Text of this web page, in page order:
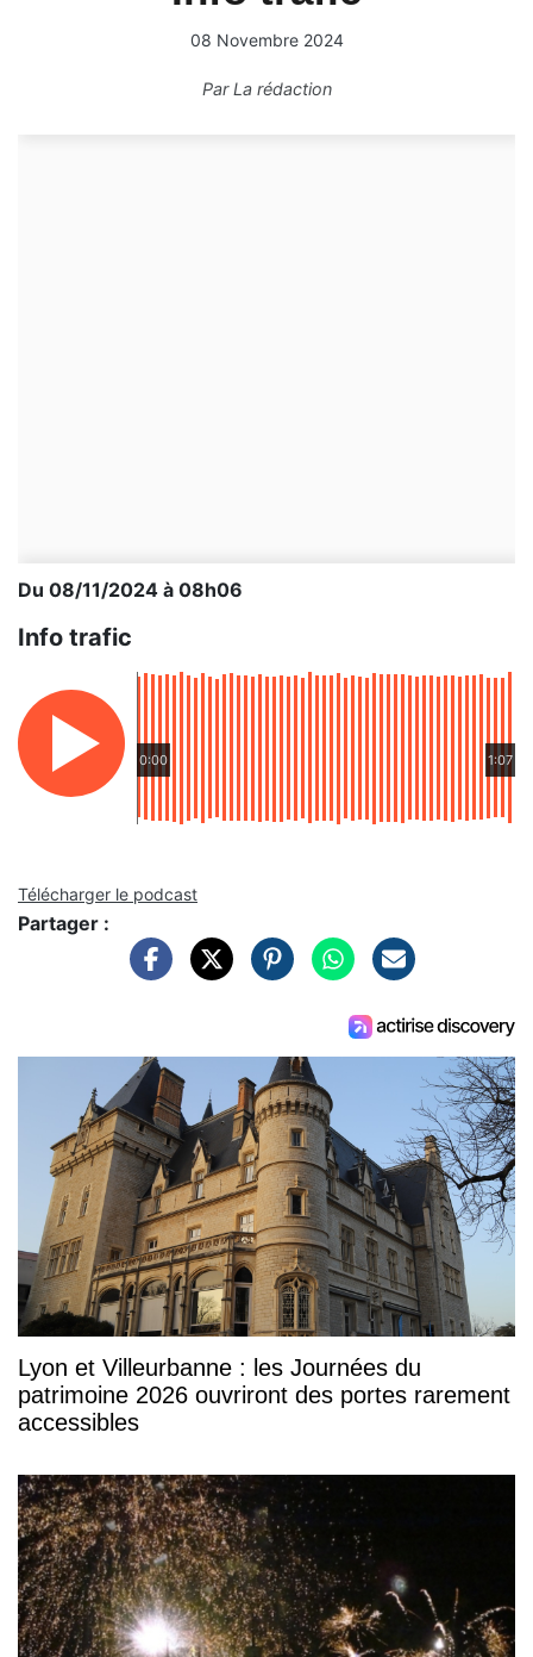
08 Novembre 2024
ParLa rédaction
Du 08/11/2024 à 08h06
Info trafic
0:00 1:07
Télécharger le podcast
Partager :
Lyon et Villeurbanne : les Journées du
patrimoine 2026 ouvriront des portes rarement
accessibles